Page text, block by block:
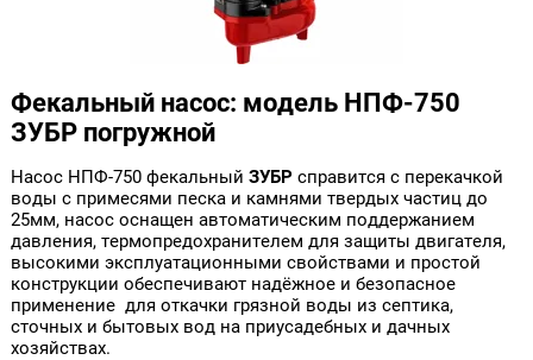
Фекальный насос: модель НПФ-750
ЗУБР погружной
Насос НПФ-750 фекальный ЗУБРсправится с перекачкой
воды с примесями песка и камнями твердых частиц до
25мм, насос оснащен автоматическим поддержанием
давления, термопредохранителем для защиты двигателя,
высокими эксплуатационными свойствами и простой
конструкции обеспечивают надёжное и безопасное
применение для откачки грязной воды из септика,
сточных и бытовых вод на приусадебных и дачных
хозяйствах.